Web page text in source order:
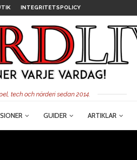
INTEGRITETSPOLICY
tech och nörderi sedan 2014.
GUIDER ARTIKLAR